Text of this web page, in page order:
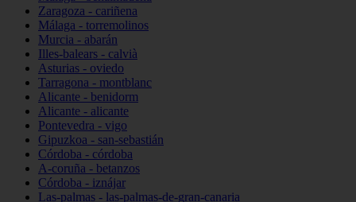
Zaragoza - cariñena
Málaga - torremolinos
Murcia - abarán
Illes-balears - calvià
Asturias - oviedo
Tarragona - montblanc
Alicante - benidorm
Alicante - alicante
Pontevedra - vigo
Gipuzkoa - san-sebastián
Córdoba - córdoba
A-coruña - betanzos
Córdoba - iznájar
Las-palmas - las-palmas-de-gran-canaria